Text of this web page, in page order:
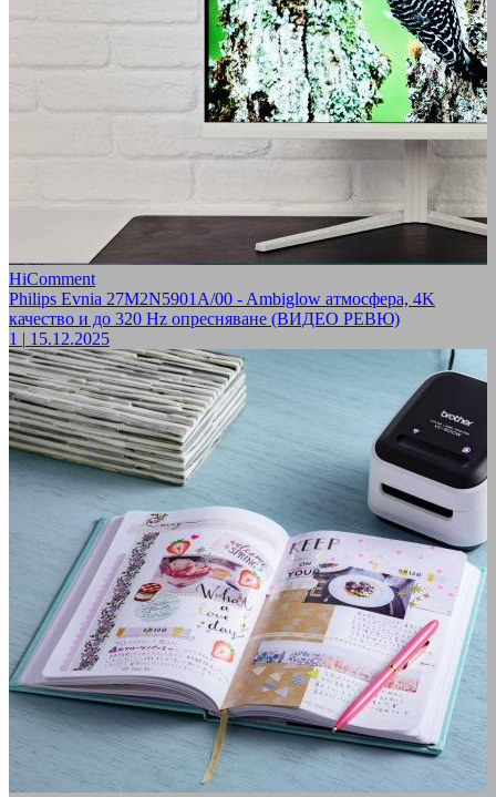
HiComment
Philips Evnia 27M2N5901A/00 - Ambiglow атмосфера, 4K
качество и до 320 Hz опресняване (ВИДЕО РЕВЮ)
1 | 15.12.2025